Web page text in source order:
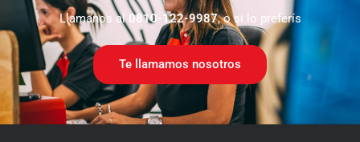
Llamanos al 0810-122-9987, o si lo preferís
Te llamamos nosotros